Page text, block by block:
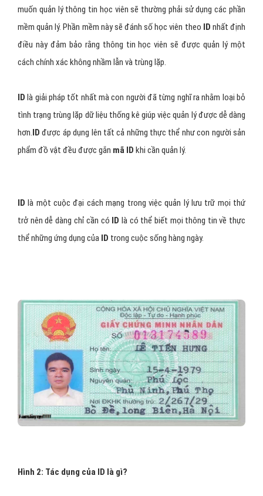
muốn quản lý thông tin học viên sẽ thường phải sử dụng các phần
mềm quản lý. Phần mềm này sẽ đánh số học viên theo ID nhất định
điều này đảm bảo rằng thông tin học viên sẽ được quản lý một
cách chính xác không nhầm lẫn và trùng lặp.
ID là giải pháp tốt nhất mà con người đã từng nghĩ ra nhằm loại bỏ
tình trạng trùng lặp dữ liệu thống kê giúp việc quản lý được dễ dàng
hơn.ID được áp dụng lên tất cả những thực thể như con người sản
phẩm đồ vật đều được gắn mã ID khi cần quản lý.
IDlà một cuộc đại cách mạng trong việc quản lý lưu trữ mọi thứ
trở nên dễ dàng chỉ cần có ID là có thể biết mọi thông tin về thực
thể những ứng dụng của ID trong cuộc sống hàng ngày.
Hình 2: Tác dụng của ID là gì?